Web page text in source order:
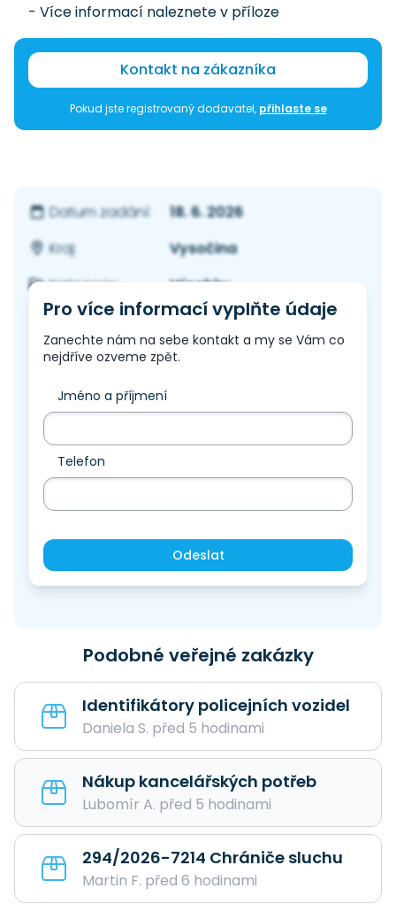
- Více informací naleznete v příloze
Kontakt na zákazníka
Pokud jste registrovaný dodavatel, přihlaste se
Datum zadání:
18. 6. 2026
Kraj:
Vysočina
Kategorie:
Výrobky
Pro více informací vyplňte údaje
Zanechte nám na sebe kontakt a my se Vám co
nejdříve ozveme zpět.
Jméno a příjmení
Telefon
Odeslat
Podobné veřejné zakázky
Identifikátory policejních vozidel
Daniela S. před 5 hodinami
Nákup kancelářských potřeb
Lubomír A. před 5 hodinami
294/2026-7214 Chrániče sluchu
Martin F. před 6 hodinami